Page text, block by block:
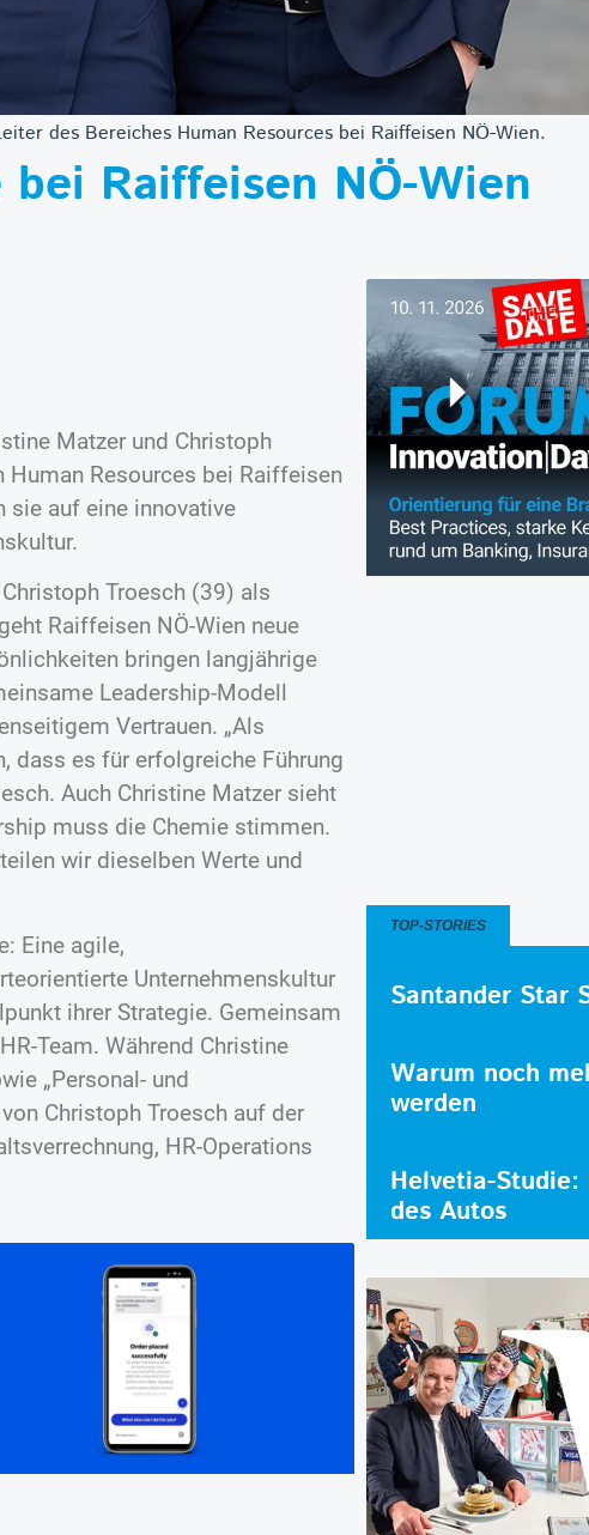
des Bereiches Human Resources bei Raiffeisen NÖ-Wien.
Raiffeisen NÖ-Wien
Matzer und Christoph
Resources bei Raiffeisen
sie auf eine innovative
Troesch (39) als
Raiffeisen NÖ-Wien neue
bringen langjährige
Leadership-Modell
Vertrauen. „Als
dass es für erfolgreiche Führung
Auch Christine Matzer sieht
muss die Chemie stimmen.
wir dieselben Werte und
Eine agile,
Unternehmenskultur
ihrer Strategie. Gemeinsam
Team. Während Christine
„Personal- und
Christoph Troesch auf der
HR-Operations
TOP-STORIES
Santander Star
Warum noch
werden
Helvetia-
des Autos